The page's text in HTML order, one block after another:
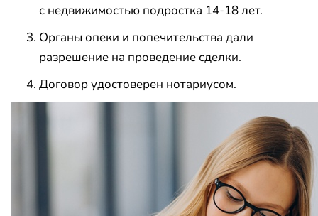
с недвижимостью подростка 14-18 лет.
Органы опеки и попечительства дали
разрешение на проведение сделки.
Договор удостоверен нотариусом.